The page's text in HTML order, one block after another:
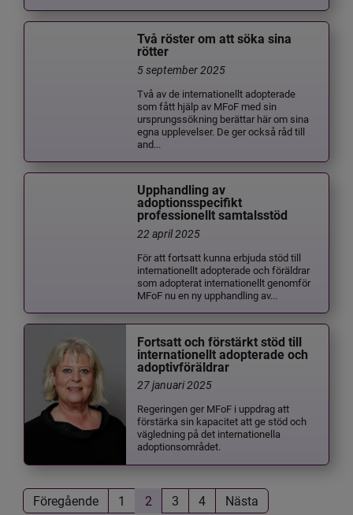
Två röster om att söka sina
rötter
5 september 2025
Två av de internationellt adopterade
som fått hjälp av MFoF med sin
ursprungssökning berättar här om sina
egna upplevelser. De ger också råd till
and...
Upphandling av
adoptionsspecifikt
professionellt samtalsstöd
22 april 2025
För att fortsatt kunna erbjuda stöd till
internationellt adopterade och föräldrar
som adopterat internationellt genomför
MFoF nu en ny upphandling av...
Fortsatt och förstärkt stöd till
internationellt adopterade och
adoptivföräldrar
27 januari 2025
Regeringen ger MFoF i uppdrag att
förstärka sin kapacitet att ge stöd och
vägledning på det internationella
adoptionsområdet.
Föregående 1 2 3 4 Nästa